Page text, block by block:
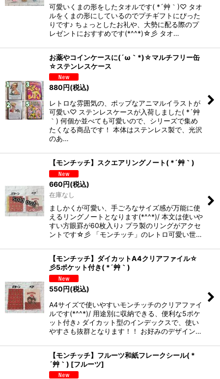
可愛いくまの形をしたタオルです( *´艸｀)♡ タオ
ルをくまの形にしているのでプチギフトにぴった
りです♪ ちょっとしたお礼や、大勢に配る際のプ
レゼントにおすすめです(*^^*)☆彡 タオ…
お薬やコインケースに(´ω｀*)☆マルチフリー缶
☆ステンレスケース
880円(税込)
レトロな雰囲気の、ポップなアニマルイラストが
可愛い♡ ステンレスケースが入荷しました( *´艸
｀) 何個か並べても可愛いので、シリーズで集め
たくなる商品です！ 本体はステンレス製で、光沢
のあ…
【モンチッチ】スクエアリングノート( *´艸｀)
660円(税込)
在庫なし
ましかくが可愛い、手ごろなサイズ感が万能に使
えるリングノートとなります(*^^*)/ 本文は使いや
すい方眼罫が60枚入り♪ プラ製のリングがアクセ
ントです☆彡 「モンチッチ」のレトロ可愛い世…
【モンチッチ】ダイカットA4クリアファイル☆
彡5ポケット付き( *´艸｀)
550円(税込)
A4サイズで使いやすいモンチッチのクリアファイ
ルです(*^^*)/ 用途別に収納できる、便利な5ポケ
ット付き♪ ダイカット型のインデックスで、使い
やすさも抜群となります！！ お好みのデザイン…
【モンチッチ】フルーツ和紙フレークシール( *
´艸｀) [フルーツ]